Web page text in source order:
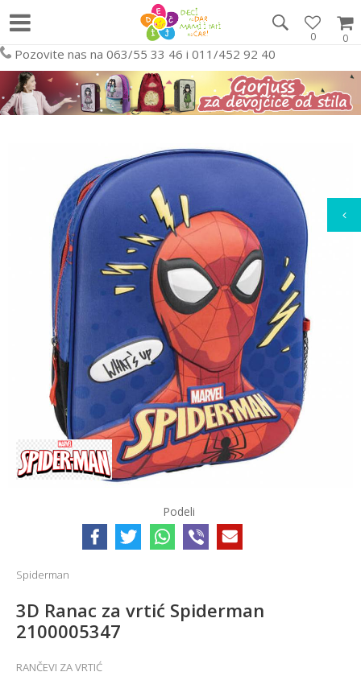
0
0
Pozovite nas na 063/55 33 46 i 011/452 92 40
Podeli
Spiderman
3D Ranac za vrtić Spiderman
2100005347
RANČEVI ZA VRTIĆ